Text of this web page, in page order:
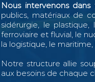
Nous intervenons
publics, matériaux de
sidérurgie, le
ferroviaire et fluvial, le
la logistique, le maritime,
Notre structure allie
aux besoins de chaque